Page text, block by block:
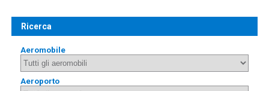
Ricerca
Aeromobile
Aeroporto